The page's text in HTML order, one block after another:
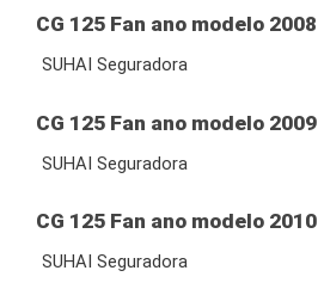
CG 125 Fan ano modelo 2008
SUHAI Seguradora
CG 125 Fan ano modelo 2009
SUHAI Seguradora
CG 125 Fan ano modelo 2010
SUHAI Seguradora